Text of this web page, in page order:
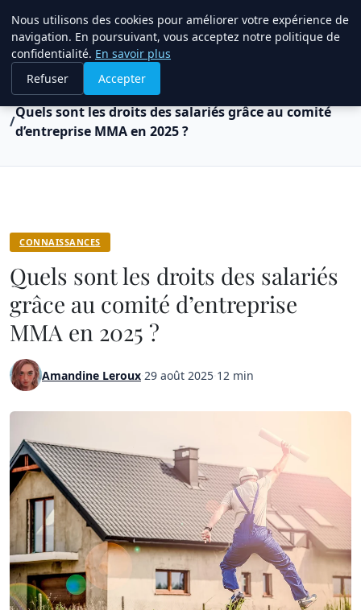
Bible Telemarketing
Accueil
Connaissances
Quels sont les droits des salariés grâce au comité
d’entreprise MMA en 2025 ?
CONNAISSANCES
Quels sont les droits des salariés
grâce au comité d’entreprise
MMA en 2025 ?
Amandine Leroux 29 août 2025 12 min
Nous utilisons des cookies pour améliorer votre expérience de
navigation. En poursuivant, vous acceptez notre politique de
confidentialité. En savoir plus
Refuser
Accepter